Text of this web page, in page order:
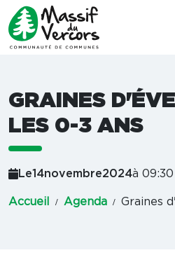
GRAINES
LES 0-3 ANS
Le14novembre2024à 09:30
Accueil Agenda Graines